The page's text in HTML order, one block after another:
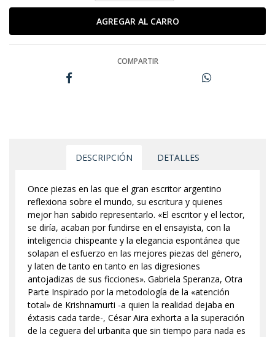
COMPARTIR
DESCRIPCIÓN DETALLES
Once piezas en las que el gran escritor argentino
reflexiona sobre el mundo, su escritura y quienes
mejor han sabido representarlo. «El escritor y el lector,
se diría, acaban por fundirse en el ensayista, con la
inteligencia chispeante y la elegancia espontánea que
solapan el esfuerzo en las mejores piezas del género,
y laten de tanto en tanto en las digresiones
antojadizas de sus ficciones». Gabriela Speranza, Otra
Parte Inspirado por la metodología de la «atención
total» de Krishnamurti -a quien la realidad dejaba en
éxtasis cada tarde-, César Aira exhorta a la superación
de la ceguera del urbanita que sin tiempo para nada es